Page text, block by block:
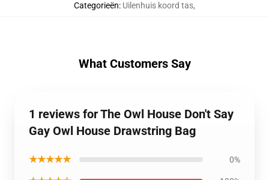
Categorieën: Uilenhuis koord tas,
What Customers Say
1 reviews for The Owl House Don't Say
Gay Owl House Drawstring Bag
★★★★★ 0%